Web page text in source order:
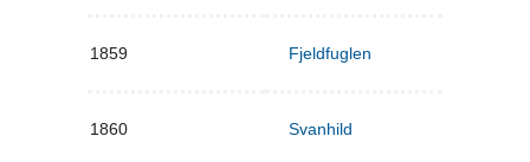
1859 Fjeldfuglen
1860 Svanhild